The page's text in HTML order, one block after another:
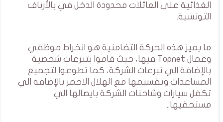
الغذائية على العائلات محدودة الدخل في بالأرياف
التونسية.
ما يميز هذه الحركة التضامنية هو انخراط موظفي
وعمال Topnet فيها، حيث قاموا بتبرعات شخصية
بالإضافة الي تبرعات الشركة، كما تطوعوا لتجميع
المساعدات وتقسيمها مع الهلال الاحمر بالإضافة الي
تكفل سيارات وشاحنات الشركة بايصالها الي
مستحقيها..